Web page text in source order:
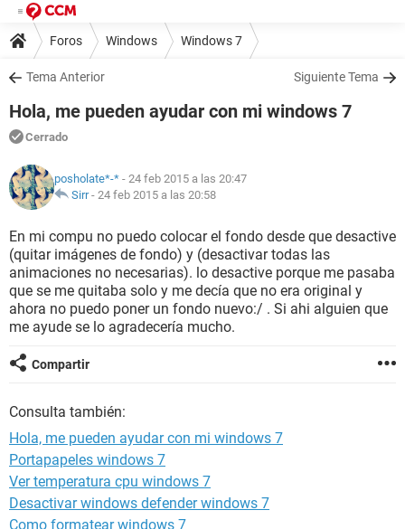
Foros Windows Windows 7
Tema Anterior Siguiente Tema
Hola, me pueden ayudar con mi windows 7
Cerrado
posholate*-* - 24 feb 2015 a las 20:47
Sirr- 24 feb 2015 a las 20:58
En mi compu no puedo colocar el fondo desde que desactive
(quitar imágenes de fondo) y (desactivar todas las
animaciones no necesarias). lo desactive porque me pasaba
que se me quitaba solo y me decía que no era original y
ahora no puedo poner un fondo nuevo:/ . Si ahi alguien que
me ayude se lo agradecería mucho.
Compartir
Consulta también:
Hola, me pueden ayudar con mi windows 7
Portapapeles windows 7
Ver temperatura cpu windows 7
Desactivar windows defender windows 7
Como formatear windows 7